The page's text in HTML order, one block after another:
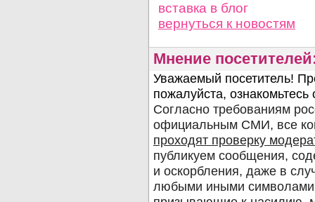
вставка в блог
вернуться к новостям
Мнение